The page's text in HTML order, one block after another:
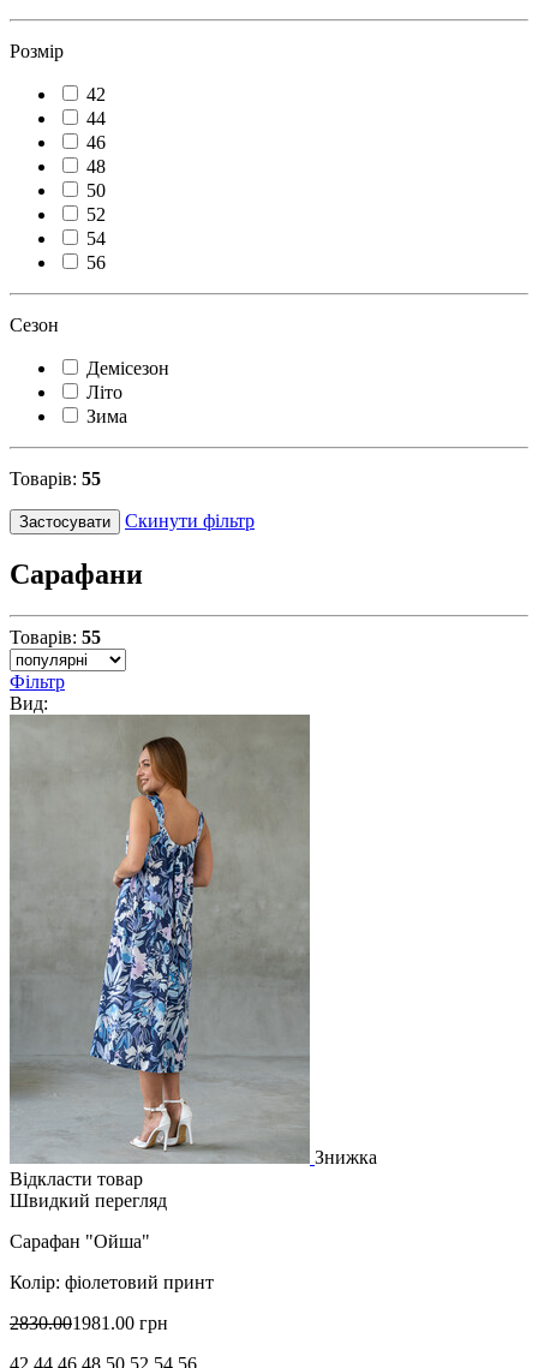
Розмір
42
44
46
48
50
52
54
56
Сезон
Демісезон
Літо
Зима
Товарів: 55
Застосувати Скинути фільтр
Сарафани
Товарів: 55
Фільтр
Вид:
Знижка
Відкласти товар
Швидкий перегляд
Сарафан "Ойша"
Колір: фіолетовий принт
2830.001981.00 грн
42 44 46 48 50 52 54 56